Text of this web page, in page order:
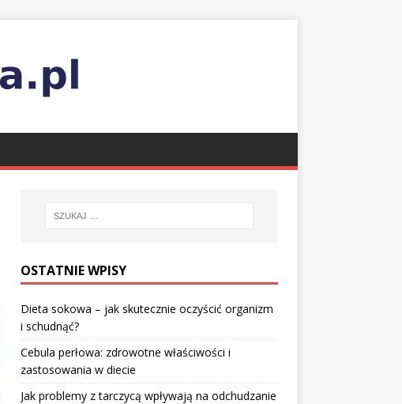
OSTATNIE WPISY
Dieta sokowa – jak skutecznie oczyścić organizm
i schudnąć?
Cebula perłowa: zdrowotne właściwości i
zastosowania w diecie
Jak problemy z tarczycą wpływają na odchudzanie